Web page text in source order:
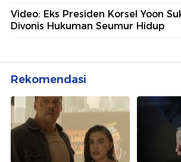
Video: Eks Presiden Korsel Yoon
Divonis Hukuman Seumur Hidup
Rekomendasi